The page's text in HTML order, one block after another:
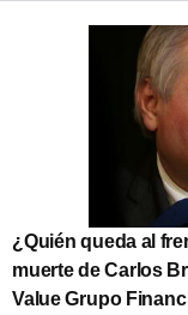
¿Quién queda al
muerte de Carlos
Value Grupo